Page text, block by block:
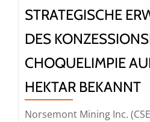
des
Battery
Valley
in
Québec
STRATEGISCHE
DES
CHOQUELIMPIE
HEKTAR BEKANNT
Norsemont Mining Inc.